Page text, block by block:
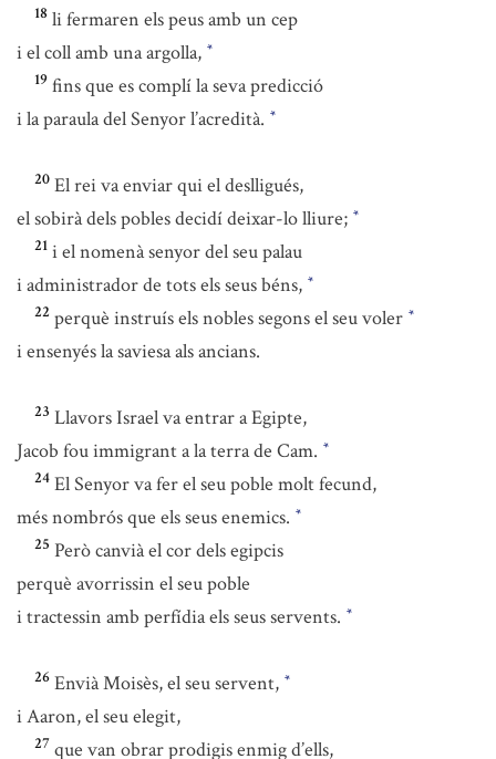
18 li fermaren els peus amb un cep
i el coll amb una argolla, *
19 fins que es complí la seva predicció
i la paraula del Senyor l’acredità. *
20 El rei va enviar qui el deslligués,
el sobirà dels pobles decidí deixar-lo lliure; *
21 i el nomenà senyor del seu palau
i administrador de tots els seus béns, *
22 perquè instruís els nobles segons el seu voler *
i ensenyés la saviesa als ancians.
23 Llavors Israel va entrar a Egipte,
Jacob fou immigrant a la terra de Cam. *
24 El Senyor va fer el seu poble molt fecund,
més nombrós que els seus enemics. *
25 Però canvià el cor dels egipcis
perquè avorrissin el seu poble
i tractessin amb perfídia els seus servents. *
26 Envià Moisès, el seu servent, *
i Aaron, el seu elegit,
27 que van obrar prodigis enmig d’ells,